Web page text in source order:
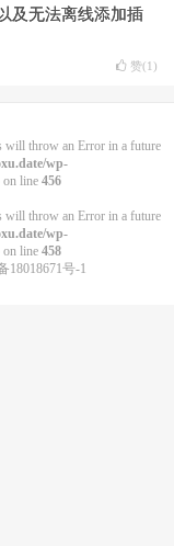
及无法离线添加插
赞(1 )
will throw an Error in a future
wp-
on line 456
will throw an Error in a future
wp-
on line 458
18018671号-1